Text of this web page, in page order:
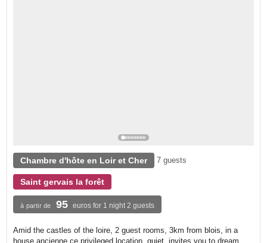
Chambre d'hôte en Loir et Cher 7 guests
Saint gervais la forêt
à partir de 95 euros for 1 night 2 guests
Amid the castles of the loire, 2 guest rooms, 3km from blois, in a
house ancienne.ce privileged location, quiet, invites you to dream.